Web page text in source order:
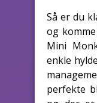
Så er du
og
Mini
enkle
perfekte